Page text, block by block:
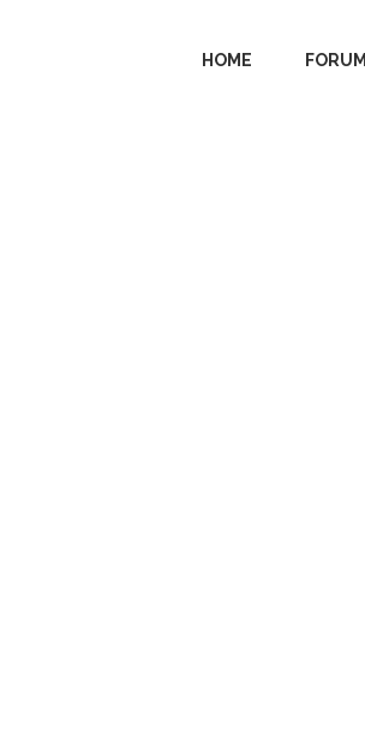
HOME FORUM